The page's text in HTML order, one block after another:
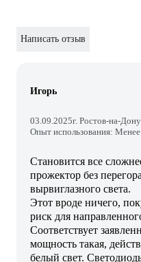
Написать отзыв
Игорь
03.09.2025г. Ростов-на-Дону
Опыт использования: Менее
Становится все
прожектор без
вырвиглазного света.
Этот вроде ничего,
риск для
Соответствует
мощность такая,
белый свет.